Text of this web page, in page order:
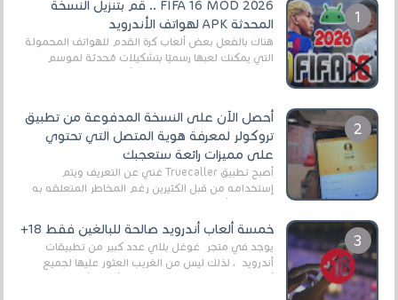
FIFA 16 MOD 2026 .. قم بتنزيل النسخة
المحدثة APK لهواتف الأندرويد
هناك بالفعل بعض ألعاب كرة القدم للهواتف المحمولة
التي يمكنك لعبها رسميًا بتشكيلات مُحدثة لموسم
أحصل الآن على النسخة المدفوعة من تطبيق
تروكولر لمعرفة هوية المتصل التي تحتوي
على مميزات رائعة ستعجبك
أصبح تطبيق Truecaller غني عن التعريف ويتم
إستخدامه من قبل الكثيرين رغم المخاطر المتعلقه به
خمسة ألعاب أندرويد صالحة للبالغين فقط 18+
يوجد في متجر غوغل بلاي عدد كبير من تطبيقات
أندرويد ، لذلك ليس من الغريب العثور عليها لجميع